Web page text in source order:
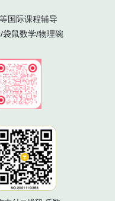
国际课程辅导
袋鼠数学/物理碗